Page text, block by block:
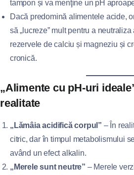
tampon și va menţine un pH
Dacă predomină alimentele acide,
să „lucreze” mult pentru a
rezervele de calciu și magneziu și
cronică.
„Alimente cu pH‑uri
realitate
„Lămâia acidifică corpul” – În
citric, dar în timpul metabolismului
având un efect alkalin.
„Merele sunt neutre” – Merele